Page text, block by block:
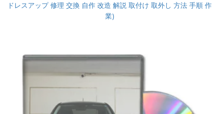
ドレスアップ 修理 交換 自作 改造 解説 取付け 取外し 方法 手順 作
業)